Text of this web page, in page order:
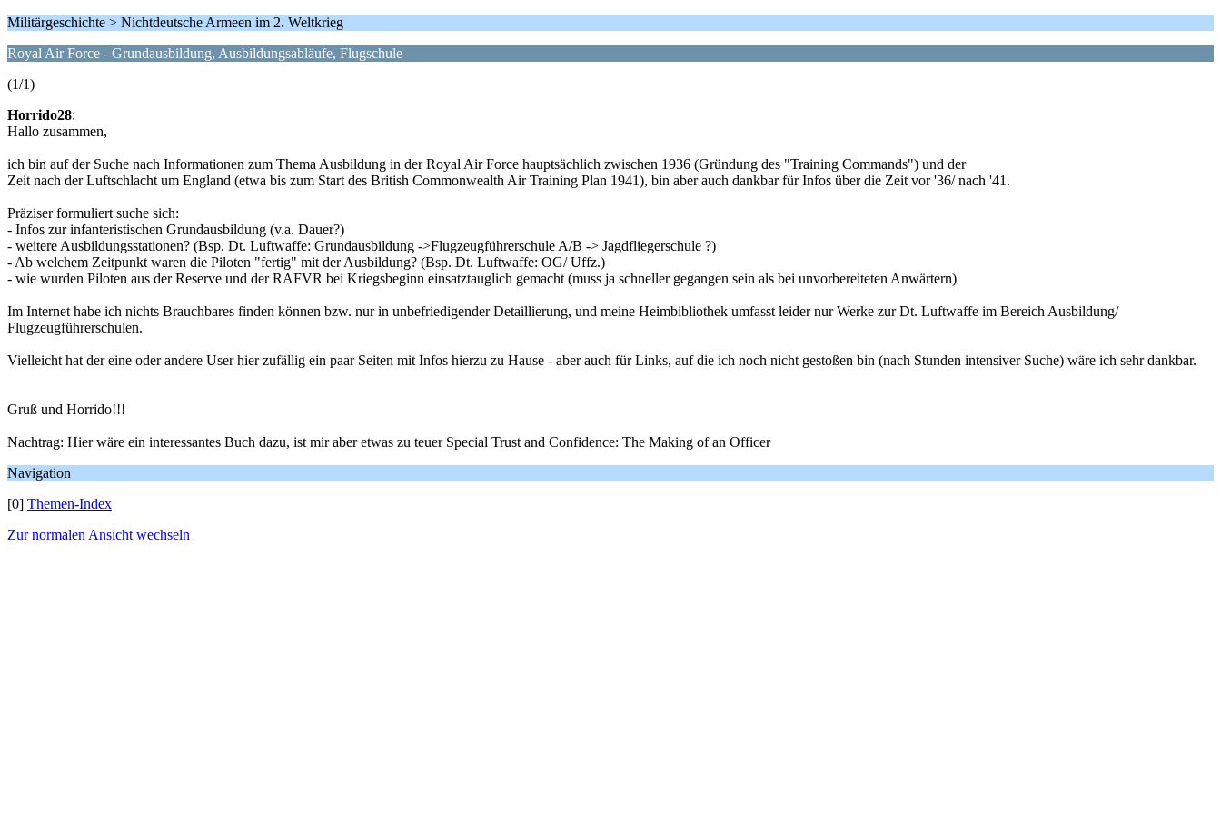
Militärgeschichte > Nichtdeutsche Armeen im 2. Weltkrieg
Royal Air Force - Grundausbildung, Ausbildungsabläufe, Flugschule
(1/1)
Horrido28:
Hallo zusammen,
ich bin auf der Suche nach Informationen zum Thema Ausbildung in der Royal Air Force hauptsächlich zwischen 1936 (Gründung des "Training Commands") und der
Zeit nach der Luftschlacht um England (etwa bis zum Start des British Commonwealth Air Training Plan 1941), bin aber auch dankbar für Infos über die Zeit vor '36/ nach '41.
Präziser formuliert suche sich:
- Infos zur infanteristischen Grundausbildung (v.a. Dauer?)
- weitere Ausbildungsstationen? (Bsp. Dt. Luftwaffe: Grundausbildung ->Flugzeugführerschule A/B -> Jagdfliegerschule ?)
- Ab welchem Zeitpunkt waren die Piloten "fertig" mit der Ausbildung? (Bsp. Dt. Luftwaffe: OG/ Uffz.)
- wie wurden Piloten aus der Reserve und der RAFVR bei Kriegsbeginn einsatztauglich gemacht (muss ja schneller gegangen sein als bei unvorbereiteten Anwärtern)
Im Internet habe ich nichts Brauchbares finden können bzw. nur in unbefriedigender Detaillierung, und meine Heimbibliothek umfasst leider nur Werke zur Dt. Luftwaffe im Bereich Ausbildung/
Flugzeugführerschulen.
Vielleicht hat der eine oder andere User hier zufällig ein paar Seiten mit Infos hierzu zu Hause - aber auch für Links, auf die ich noch nicht gestoßen bin (nach Stunden intensiver Suche) wäre ich sehr dankbar.
Gruß und Horrido!!!
Nachtrag: Hier wäre ein interessantes Buch dazu, ist mir aber etwas zu teuer Special Trust and Confidence: The Making of an Officer
Navigation
[0] Themen-Index
Zur normalen Ansicht wechseln